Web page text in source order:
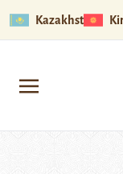
Kazakhstan